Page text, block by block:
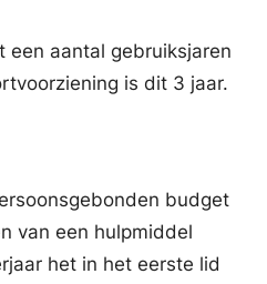
een aantal gebruiksjaren
is dit 3 jaar.
budget
van een hulpmiddel
het in het eerste lid